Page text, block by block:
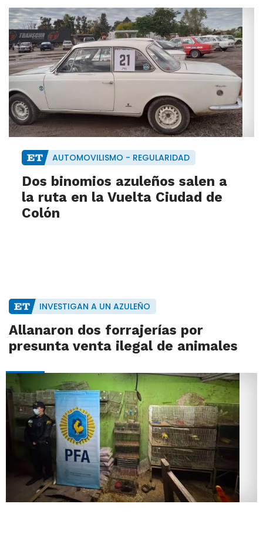
AUTOMOVILISMO - REGULARIDAD
Dos binomios azuleños salen a
la ruta en la Vuelta Ciudad de
Colón
INVESTIGAN A UN AZULEÑO
Allanaron dos forrajerías por
presunta venta ilegal de animales